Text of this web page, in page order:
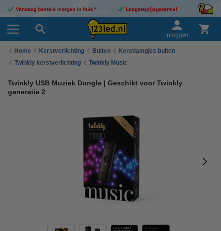
Vandaag besteld morgen in huis!* Laagsteprijsgarantie!
Inloggen
Home Kerstverlichting Buiten
Kerstlampjes buiten
Twinkly kerstverlichting
Twinkly Music
Twinkly USB Muziek Dongle | Geschikt voor Twinkly
generatie 2